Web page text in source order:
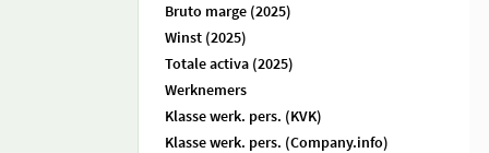
Bruto marge (2025)
Winst (2025)
Totale activa (2025)
Werknemers
Klasse werk. pers. (KVK)
Klasse werk. pers. (Company.info)